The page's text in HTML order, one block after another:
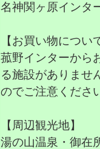
名神関ヶ原インタ
【お買い物につい
菰野インターから
る施設がありませ
のでご注意くださ
【周辺観光地】
湯の山温泉・御